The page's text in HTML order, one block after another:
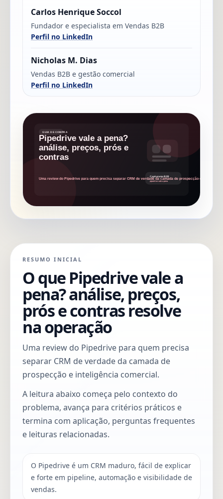
Carlos Henrique Soccol
Fundador e especialista em Vendas B2B
Perfil no LinkedIn
Nicholas M. Dias
Vendas B2B e gestão comercial
Perfil no LinkedIn
RESUMO INICIAL
O que Pipedrive vale a
pena? análise, preços,
prós e contras resolve
na operação
Uma review do Pipedrive para quem precisa
separar CRM de verdade da camada de
prospecção e inteligência comercial.
A leitura abaixo começa pelo contexto do
problema, avança para critérios práticos e
termina com aplicação, perguntas frequentes
e leituras relacionadas.
O Pipedrive é um CRM maduro, fácil de explicar
e forte em pipeline, automação e visibilidade de
vendas.